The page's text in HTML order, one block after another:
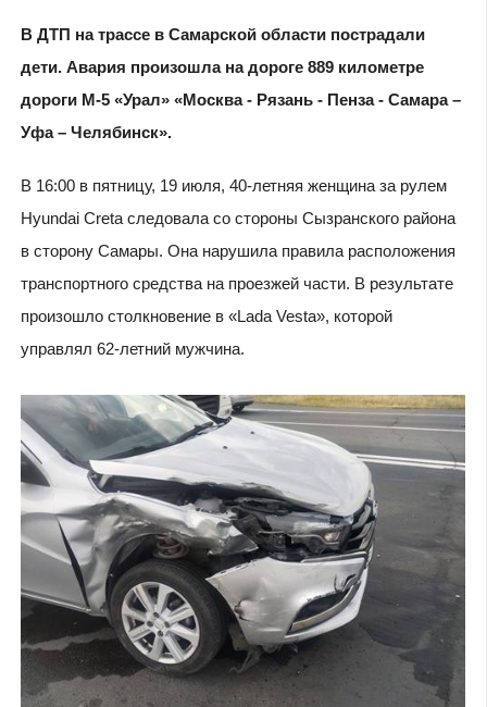
В ДТП на трассе в Самарской области пострадали
дети. Авария произошла на дороге 889 километре
дороги М-5 «Урал» «Москва - Рязань - Пенза - Самара –
Уфа – Челябинск».
В 16:00 в пятницу, 19 июля, 40-летняя женщина за рулем
Hyundai Creta следовала со стороны Сызранского района
в сторону Самары. Она нарушила правила расположения
транспортного средства на проезжей части. В результате
произошло столкновение в «Lada Vesta», которой
управлял 62-летний мужчина.